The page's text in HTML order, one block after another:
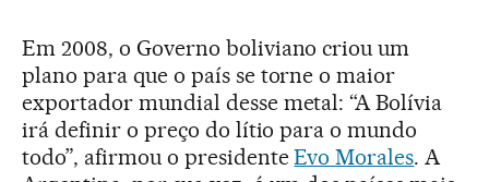
Em 2008, o Governo boliviano criou um
plano para que o país se torne o maior
exportador mundial desse metal: “A Bolívia
irá definir o preço do lítio para o mundo
todo”, afirmou o presidenteEvo Morales. A